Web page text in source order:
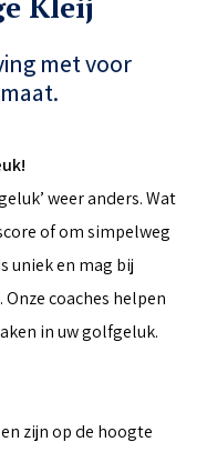
met voor
weer anders. Wat
of om simpelweg
uniek en mag bij
coaches helpen
in uw golfgeluk.
zijn op de hoogte